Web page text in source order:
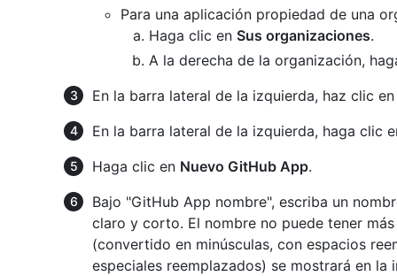
Para una aplicación propiedad de una
Haga clic en Sus organizaciones.
A la derecha de la organización,
En la barra lateral de la izquierda, haz clic
En la barra lateral de la izquierda, haga clic
Haga clic en Nuevo GitHub App.
Bajo "GitHub App nombre", escriba un
claro y corto. El nombre no puede tener
(convertido en minúsculas, con espacios
especiales reemplazados) se mostrará en